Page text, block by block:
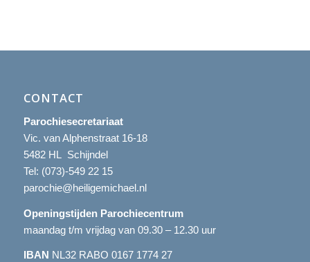
CONTACT
Parochiesecretariaat
Vic. van Alphenstraat 16-18
5482 HL Schijndel
Tel: (073)-549 22 15
parochie@heiligemichael.nl
Openingstijden Parochiecentrum
maandag t/m vrijdag van 09.30 – 12.30 uur
IBAN NL32 RABO 0167 1774 27